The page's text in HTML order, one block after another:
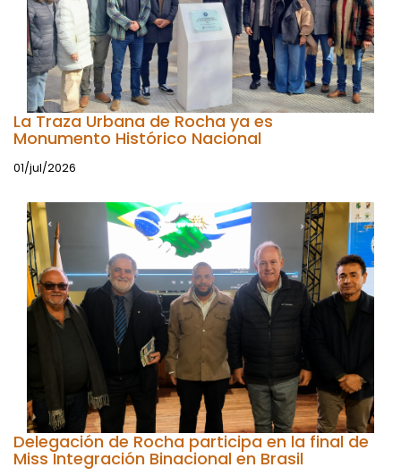
La Traza Urbana de Rocha ya es
Monumento Histórico Nacional
01/jul/2026
Delegación de Rocha participa en la final de
Miss Integración Binacional en Brasil